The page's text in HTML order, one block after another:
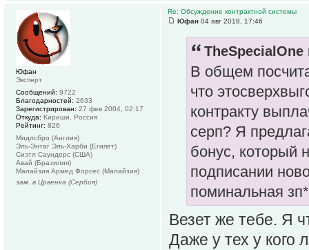
Re: Обсуждение контрактной системы
Юфан 04 авг 2018, 17:46
TheSpecialOne
В общем
что
контракту
серп? Я
бонус, который
подписании
поминальная
Везет же тебе. Я
Даже у тех у кого
Юфан
Эксперт
Сообщений: 9722
Благодарностей: 2633
Зарегистрирован: 27 фев 2004, 02:17
Откуда: Кириши, Россия
Рейтинг: 826
Мидлсбро (Англия)
Эль-Энтаг Эль-Харби (Египет)
Сиэтл Саундерс (США)
Авай (Бразилия)
Малайзия Армед Форсес (Малайзия)
зам. в Црвенка (Сербия)